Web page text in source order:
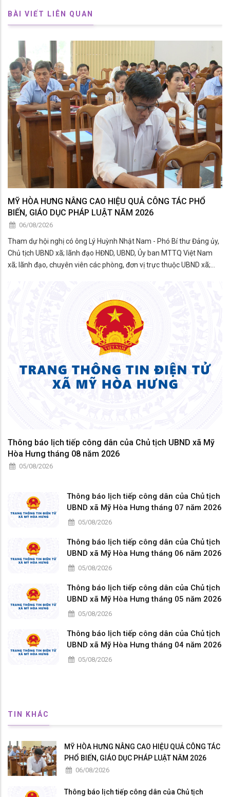
BÀI VIẾT LIÊN QUAN
MỸ HÒA HƯNG NÂNG CAO HIỆU QUẢ CÔNG TÁC PHỔ
BIẾN, GIÁO DỤC PHÁP LUẬT NĂM 2026
06/08/2026
Tham dự hội nghị có ông Lý Huỳnh Nhật Nam - Phó Bí thư Đảng ủy,
Chủ tịch UBND xã; lãnh đạo HĐND, UBND, Ủy ban MTTQ Việt Nam
xã; lãnh đạo, chuyên viên các phòng, đơn vị trực thuộc UBND xã;
Thông báo lịch tiếp công dân của Chủ tịch UBND xã Mỹ
Hòa Hưng tháng 08 năm 2026
05/08/2026
Thông báo lịch tiếp công dân của Chủ tịch
UBND xã Mỹ Hòa Hưng tháng 07 năm 2026
05/08/2026
Thông báo lịch tiếp công dân của Chủ tịch
UBND xã Mỹ Hòa Hưng tháng 06 năm 2026
05/08/2026
Thông báo lịch tiếp công dân của Chủ tịch
UBND xã Mỹ Hòa Hưng tháng 05 năm 2026
05/08/2026
Thông báo lịch tiếp công dân của Chủ tịch
UBND xã Mỹ Hòa Hưng tháng 04 năm 2026
05/08/2026
TIN KHÁC
MỸ HÒA HƯNG NÂNG CAO HIỆU QUẢ CÔNG TÁC
PHỔ BIẾN, GIÁO DỤC PHÁP LUẬT NĂM 2026
06/08/2026
Thông báo lịch tiếp công dân của Chủ tịch